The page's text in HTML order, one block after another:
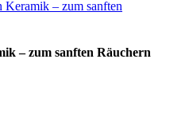
– zum sanften Räuchern